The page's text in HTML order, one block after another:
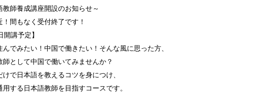
教師養成講座開設のお知らせ～
！間もなく受付終了です！
開講予定】
んでみたい！中国で働きたい！そんな風に思った方、
師として中国で働いてみませんか？
けで日本語を教えるコツを身につけ、
用する日本語教師を目指すコースです。